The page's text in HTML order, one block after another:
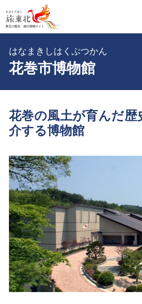
花巻市博物館
はなまきしはくぶつかん
花巻の風土が育んだ歴
介する博物館